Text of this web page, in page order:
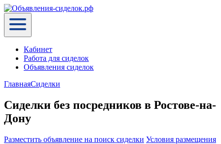
Кабинет
Работа для сиделок
Объявления сиделок
ГлавнаяСиделки
Сиделки без посредников в Ростове-на-
Дону
Разместить объявление на поиск сиделки Условия размещения